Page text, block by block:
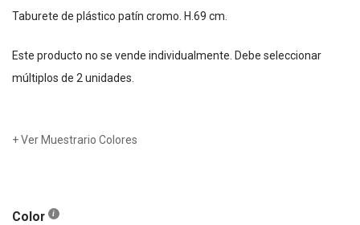
Taburete de plástico patín cromo. H.69 cm.
Este producto no se vende individualmente. Debe seleccionar
múltiplos de 2 unidades.
+ Ver Muestrario Colores
Color